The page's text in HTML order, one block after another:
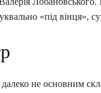
«під вінця»,
не основним